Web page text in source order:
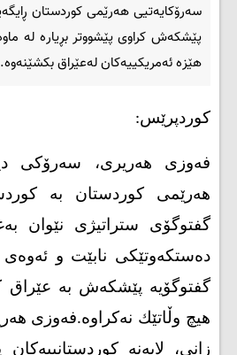
سەرۆکایەتیی هەرێمی کوردستان
پێشکەش کراوی پێشووتر بڕیارە لە
هێزە ئەمریکییەکان لەعێراق بکشێنەوە.
کوردپرێس:
فەوزی هەریری، سەرۆکی
گفتوگۆی ستراتیژی نێوان
دەستکەوتێکی نابێت و
گفتوگۆیه‌ پێشكه‌ش به‌ عێراق
هیچ وڵاتێك نه‌كراوه‌.فەوزی
زانی، لایەنە